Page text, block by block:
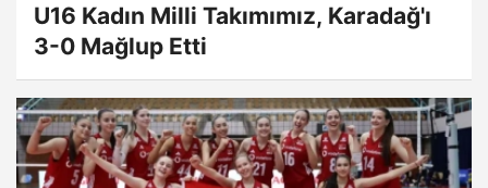
U16 Kadın Milli Takımımız, Karadağ'ı
3-0 Mağlup Etti